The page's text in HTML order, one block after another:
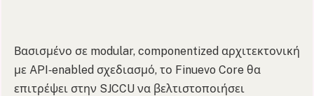
Βασισμένο σε modular, componentized αρχιτεκτονική
με API‑enabled σχεδιασμό, το Finuevo Core θα
επιτρέψει στην SJCCU να βελτιστοποιήσει